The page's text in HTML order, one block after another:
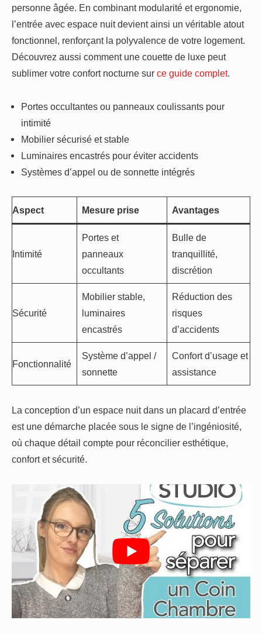
personne âgée. En combinant modularité et ergonomie,
l’entrée avec espace nuit devient ainsi un véritable atout
fonctionnel, renforçant la polyvalence de votre logement.
Découvrez aussi comment une couette de luxe peut
sublimer votre confort nocturne sur ce guide complet.
Portes occultantes ou panneaux coulissants pour
intimité
Mobilier sécurisé et stable
Luminaires encastrés pour éviter accidents
Systèmes d’appel ou de sonnette intégrés
Aspect Mesure prise Avantages
Intimité
Portes et
panneaux
occultants
Bulle de
tranquillité,
discrétion
Sécurité
Mobilier stable,
luminaires
encastrés
Réduction des
risques
d’accidents
Fonctionnalité
Système d’appel /
sonnette
Confort d’usage et
assistance
La conception d’un espace nuit dans un placard d’entrée
est une démarche placée sous le signe de l’ingéniosité,
où chaque détail compte pour réconcilier esthétique,
confort et sécurité.